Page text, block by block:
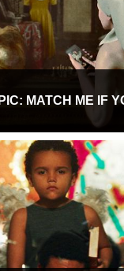
MATCH ME IF
speed dating, blind date, jít
a přesto se může zdát,...